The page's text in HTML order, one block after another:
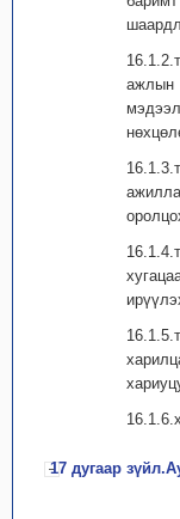
17 дугаар